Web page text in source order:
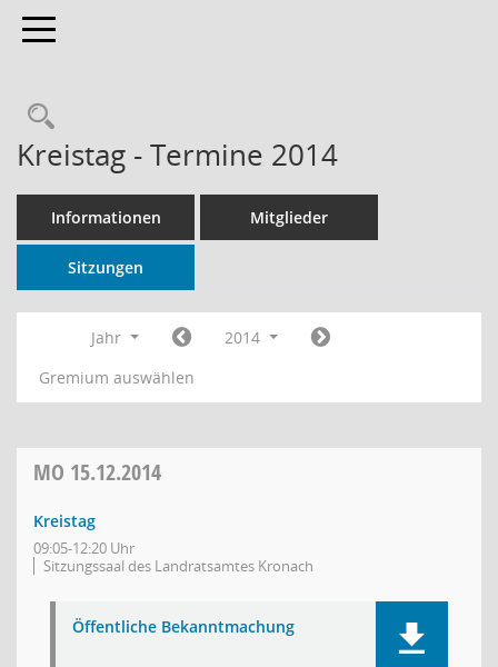
Toggle navigation
Rechercheauswahl
Kreistag - Termine 2014
Informationen Mitglieder
Sitzungen
Jahr
2014
Gremium auswählen
MO 15.12.2014
Kreistag
09:05-12:20 Uhr
Sitzungssaal des Landratsamtes Kronach
Öffentliche Bekanntmachung